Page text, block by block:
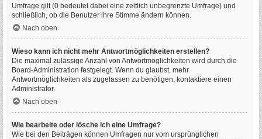
Umfrage gilt (0 bedeutet dabei eine zeitlich unbegrenzte Umfrage) und
schließlich, ob die Benutzer ihre Stimme ändern können.
Nach oben
Wieso kann ich nicht mehr Antwortmöglichkeiten erstellen?
Die maximal zulässige Anzahl von Antwortmöglichkeiten wird durch die
Board-Administration festgelegt. Wenn du glaubst, mehr
Antwortmöglichkeiten als zugelassen zu benötigen, kontaktiere einen
Administrator.
Nach oben
Wie bearbeite oder lösche ich eine Umfrage?
Wie bei den Beiträgen können Umfragen nur vom ursprünglichen